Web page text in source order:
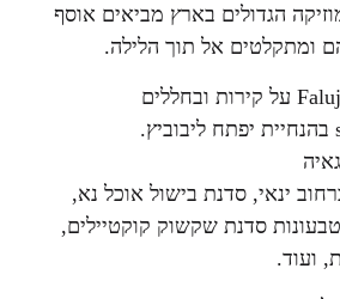
המוזיקה הגדולים בארץ מביאים אוסף
ומתקלטים אל תוך הלילה.
ינאי, סדנת בישול אוכל נא,
סדנת שקשוק קוקטיילים,
ועוד.